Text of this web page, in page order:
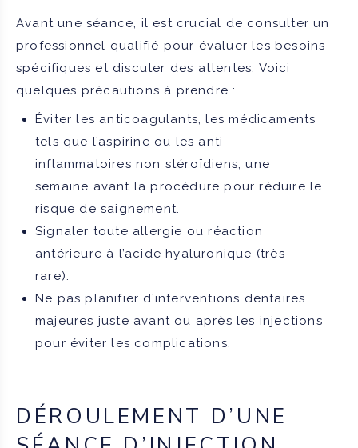
Avant une séance, il est crucial de consulter un
professionnel qualifié pour évaluer les besoins
spécifiques et discuter des attentes. Voici
quelques précautions à prendre :
Éviter les anticoagulants, les médicaments
tels que l’aspirine ou les anti-
inflammatoires non stéroïdiens, une
semaine avant la procédure pour réduire le
risque de saignement.
Signaler toute allergie ou réaction
antérieure à l’acide hyaluronique (très
rare).
Ne pas planifier d’interventions dentaires
majeures juste avant ou après les injections
pour éviter les complications.
DÉROULEMENT D’UNE